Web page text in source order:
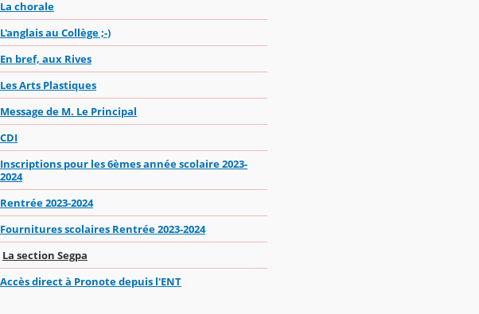
La chorale
L'anglais au Collège ;-)
En bref, aux Rives
Les Arts Plastiques
Message de M. Le Principal
CDI
Inscriptions pour les 6èmes année scolaire 2023-
2024
Rentrée 2023-2024
Fournitures scolaires Rentrée 2023-2024
La section Segpa
Accès direct à Pronote depuis l'ENT